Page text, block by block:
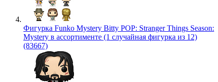
Фигурка Funko Mystery Bitty POP: Stranger Things Season:
Mystery в ассортименте (1 случайная фигурка из 12)
(83667)